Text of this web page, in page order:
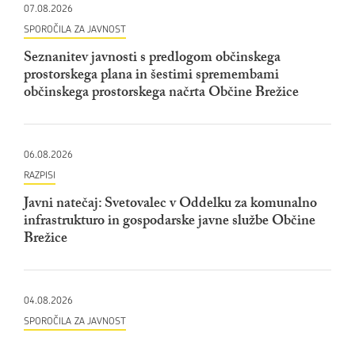
07.08.2026
SPOROČILA ZA JAVNOST
Seznanitev javnosti s predlogom občinskega
prostorskega plana in šestimi spremembami
občinskega prostorskega načrta Občine Brežice
06.08.2026
RAZPISI
Javni natečaj: Svetovalec v Oddelku za komunalno
infrastrukturo in gospodarske javne službe Občine
Brežice
04.08.2026
SPOROČILA ZA JAVNOST